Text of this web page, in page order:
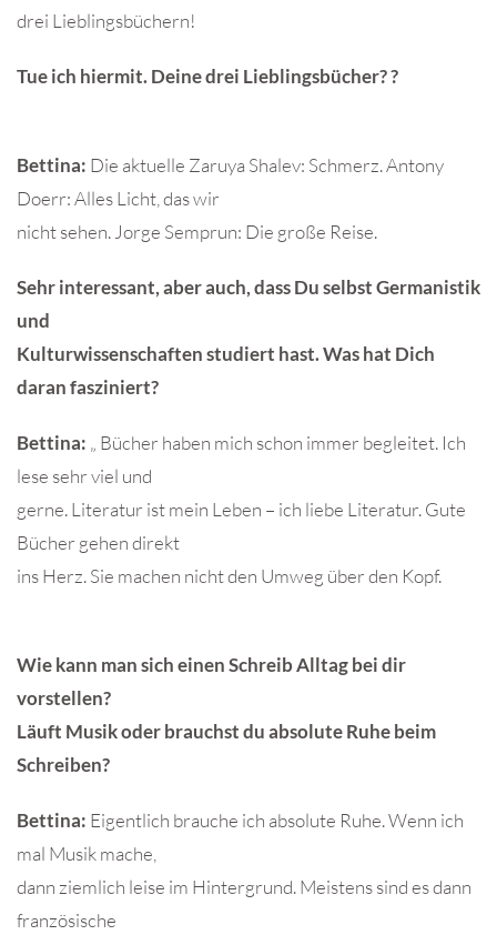
drei Lieblingsbüchern!
Tue ich hiermit. Deine drei Lieblingsbücher? ?
Bettina: Die aktuelle Zaruya Shalev: Schmerz. Antony
Doerr: Alles Licht, das wir
nicht sehen. Jorge Semprun: Die große Reise.
Sehr interessant, aber auch, dass Du selbst Germanistik
und
Kulturwissenschaften studiert hast. Was hat Dich
daran fasziniert?
Bettina: „ Bücher haben mich schon immer begleitet. Ich
lese sehr viel und
gerne. Literatur ist mein Leben – ich liebe Literatur. Gute
Bücher gehen direkt
ins Herz. Sie machen nicht den Umweg über den Kopf.
Wie kann man sich einen Schreib Alltag bei dir
vorstellen?
Läuft Musik oder brauchst du absolute Ruhe beim
Schreiben?
Bettina: Eigentlich brauche ich absolute Ruhe. Wenn ich
mal Musik mache,
dann ziemlich leise im Hintergrund. Meistens sind es dann
französische